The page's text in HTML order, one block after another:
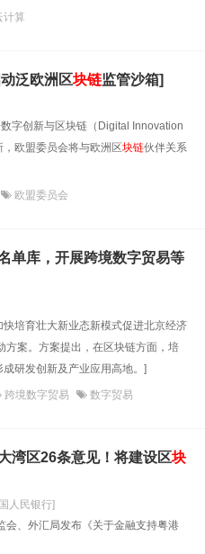
计算
泛欧洲区块链监管沙箱]
字创新与区块链（Digital Innovation
欧盟委员会将与欧洲区块链伙伴关系
欧盟委员会
单库，开展跨境数字贸易等
培育壮大新业态新模式促进北京经济
方案。方案提出，在区块链方面，培
研发创新及产业应用高地。]
跨境数字贸易 数字贸易
湾区26条意见！将建设区块
人民银行]
会、外汇局发布《关于金融支持粤港